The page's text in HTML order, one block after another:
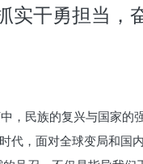
实干勇担当
，民族的复兴与国家的
代，面对全球变局和国